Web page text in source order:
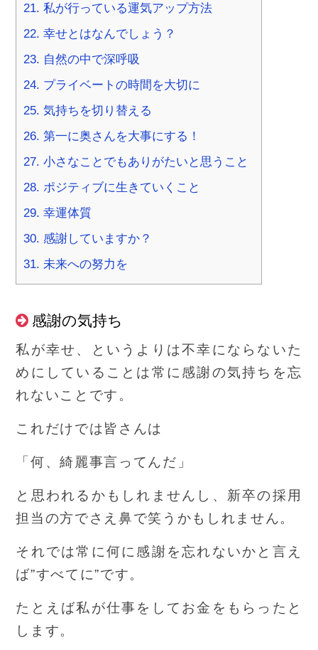
21. 私が行っている運気アップ方法
22. 幸せとはなんでしょう？
23. 自然の中で深呼吸
24. プライベートの時間を大切に
25. 気持ちを切り替える
26. 第一に奥さんを大事にする！
27. 小さなことでもありがたいと思うこと
28. ポジティブに生きていくこと
29. 幸運体質
30. 感謝していますか？
31. 未来への努力を
感謝の気持ち
私が幸せ、というよりは不幸にならないた
めにしていることは常に感謝の気持ちを忘
れないことです。
これだけでは皆さんは
「何、綺麗事言ってんだ」
と思われるかもしれませんし、新卒の採用
担当の方でさえ鼻で笑うかもしれません。
それでは常に何に感謝を忘れないかと言え
ば”すべてに”です。
たとえば私が仕事をしてお金をもらったと
します。